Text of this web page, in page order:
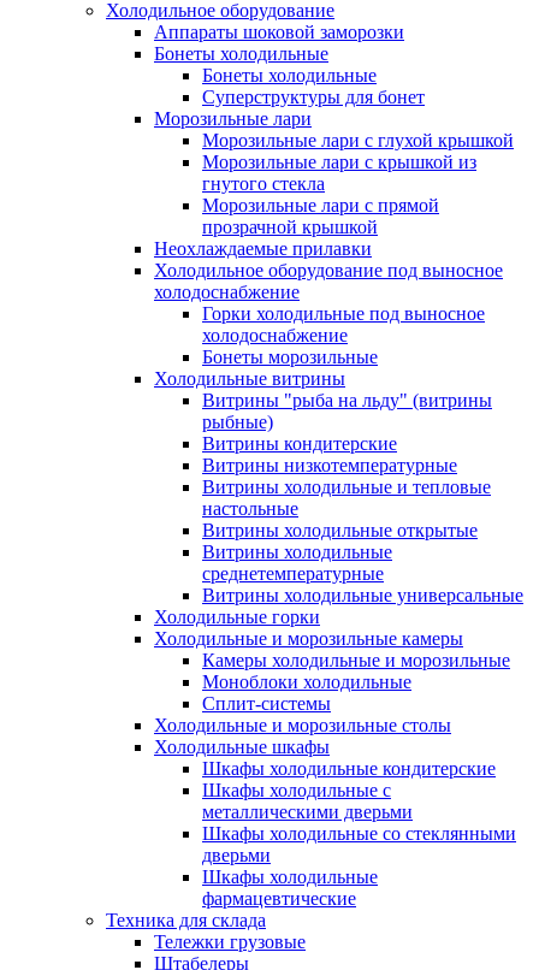
Холодильное оборудование
Аппараты шоковой заморозки
Бонеты холодильные
Бонеты холодильные
Суперструктуры для бонет
Морозильные лари
Морозильные лари с глухой крышкой
Морозильные лари с крышкой из
гнутого стекла
Морозильные лари с прямой
прозрачной крышкой
Неохлаждаемые прилавки
Холодильное оборудование под выносное
холодоснабжение
Горки холодильные под выносное
холодоснабжение
Бонеты морозильные
Холодильные витрины
Витрины "рыба на льду" (витрины
рыбные)
Витрины кондитерские
Витрины низкотемпературные
Витрины холодильные и тепловые
настольные
Витрины холодильные открытые
Витрины холодильные
среднетемпературные
Витрины холодильные универсальные
Холодильные горки
Холодильные и морозильные камеры
Камеры холодильные и морозильные
Моноблоки холодильные
Сплит-системы
Холодильные и морозильные столы
Холодильные шкафы
Шкафы холодильные кондитерские
Шкафы холодильные с
металлическими дверьми
Шкафы холодильные со стеклянными
дверьми
Шкафы холодильные
фармацевтические
Техника для склада
Тележки грузовые
Штабелеры